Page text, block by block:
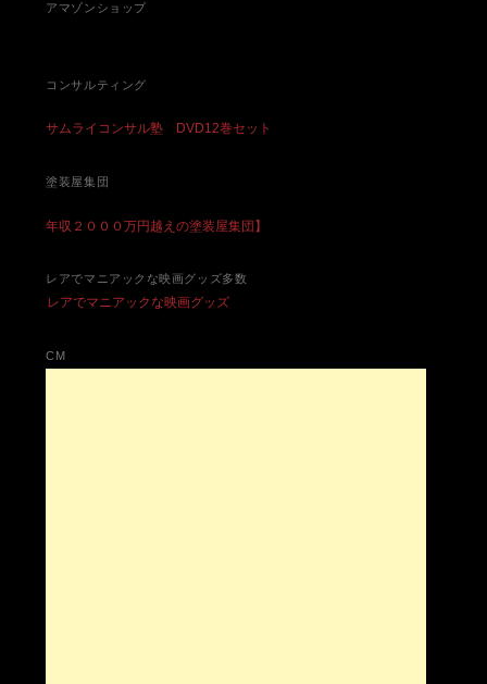
アマゾンショップ
コンサルティング
サムライコンサル塾 DVD12巻セット
塗装屋集団
年収２０００万円越えの塗装屋集団】
レアでマニアックな映画グッズ多数
レアでマニアックな映画グッズ
CM